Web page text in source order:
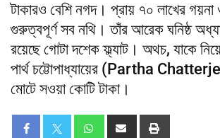
টাকারও বেশি নগদ। প্রায় ৭০ লাখের
গুরুত্বপূর্ণ সব নথি। তাঁর আরেক ঘনিষ্ঠ
রয়েছে গোটা দশেক ফ্ল্যাট। অথচ, যাকে
পার্থ চট্টোপাধ্যায়ের (Partha
মোটে সওয়া কোটি টাকা।